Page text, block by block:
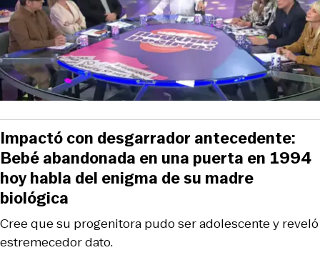
Cree que su progenitora pudo ser adolescente y reveló
estremecedor dato.
Impactó con desgarrador antecedente:
Bebé abandonada en una puerta en 1994
hoy habla del enigma de su madre
biológica